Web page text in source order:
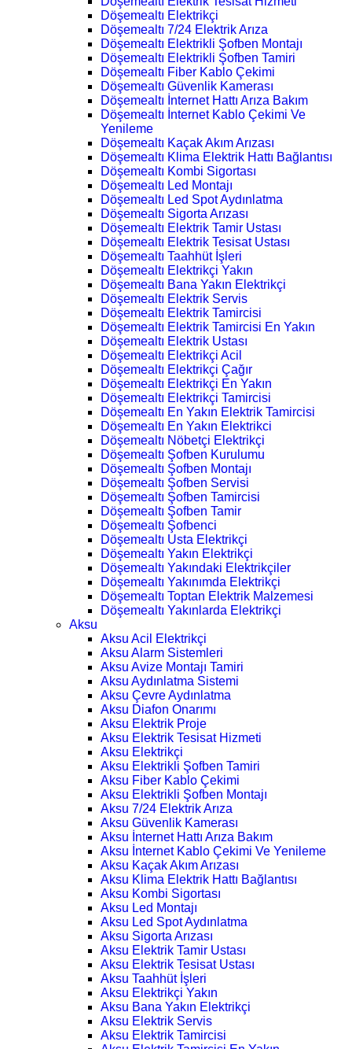
Döşemealtı Elektrikçi
Döşemealtı 7/24 Elektrik Arıza
Döşemealtı Elektrikli Şofben Montajı
Döşemealtı Elektrikli Şofben Tamiri
Döşemealtı Fiber Kablo Çekimi
Döşemealtı Güvenlik Kamerası
Döşemealtı İnternet Hattı Arıza Bakım
Döşemealtı İnternet Kablo Çekimi Ve
Yenileme
Döşemealtı Kaçak Akım Arızası
Döşemealtı Klima Elektrik Hattı Bağlantısı
Döşemealtı Kombi Sigortası
Döşemealtı Led Montajı
Döşemealtı Led Spot Aydınlatma
Döşemealtı Sigorta Arızası
Döşemealtı Elektrik Tamir Ustası
Döşemealtı Elektrik Tesisat Ustası
Döşemealtı Taahhüt İşleri
Döşemealtı Elektrikçi Yakın
Döşemealtı Bana Yakın Elektrikçi
Döşemealtı Elektrik Servis
Döşemealtı Elektrik Tamircisi
Döşemealtı Elektrik Tamircisi En Yakın
Döşemealtı Elektrik Ustası
Döşemealtı Elektrikçi Acil
Döşemealtı Elektrikçi Çağır
Döşemealtı Elektrikçi En Yakın
Döşemealtı Elektrikçi Tamircisi
Döşemealtı En Yakın Elektrik Tamircisi
Döşemealtı En Yakın Elektrikci
Döşemealtı Nöbetçi Elektrikçi
Döşemealtı Şofben Kurulumu
Döşemealtı Şofben Montajı
Döşemealtı Şofben Servisi
Döşemealtı Şofben Tamircisi
Döşemealtı Şofben Tamir
Döşemealtı Şofbenci
Döşemealtı Usta Elektrikçi
Döşemealtı Yakın Elektrikçi
Döşemealtı Yakındaki Elektrikçiler
Döşemealtı Yakınımda Elektrikçi
Döşemealtı Toptan Elektrik Malzemesi
Döşemealtı Yakınlarda Elektrikçi
Aksu
Aksu Acil Elektrikçi
Aksu Alarm Sistemleri
Aksu Avize Montajı Tamiri
Aksu Aydınlatma Sistemi
Aksu Çevre Aydınlatma
Aksu Diafon Onarımı
Aksu Elektrik Proje
Aksu Elektrik Tesisat Hizmeti
Aksu Elektrikçi
Aksu Elektrikli Şofben Tamiri
Aksu Fiber Kablo Çekimi
Aksu Elektrikli Şofben Montajı
Aksu 7/24 Elektrik Arıza
Aksu Güvenlik Kamerası
Aksu İnternet Hattı Arıza Bakım
Aksu İnternet Kablo Çekimi Ve Yenileme
Aksu Kaçak Akım Arızası
Aksu Klima Elektrik Hattı Bağlantısı
Aksu Kombi Sigortası
Aksu Led Montajı
Aksu Led Spot Aydınlatma
Aksu Sigorta Arızası
Aksu Elektrik Tamir Ustası
Aksu Elektrik Tesisat Ustası
Aksu Taahhüt İşleri
Aksu Elektrikçi Yakın
Aksu Bana Yakın Elektrikçi
Aksu Elektrik Servis
Aksu Elektrik Tamircisi